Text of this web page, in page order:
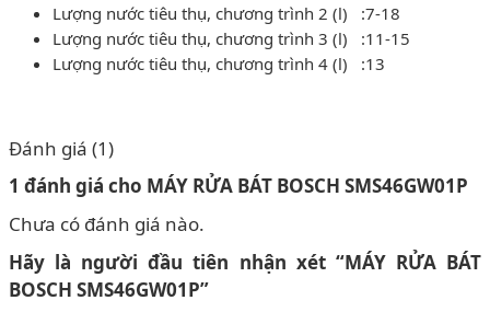
Lượng nước tiêu thụ, chương trình 2 (l) :7-18
Lượng nước tiêu thụ, chương trình 3 (l) :11-15
Lượng nước tiêu thụ, chương trình 4 (l) :13
Đánh giá (1)
1 đánh giá cho MÁY RỬA BÁT BOSCH SMS46GW01P
Chưa có đánh giá nào.
Hãy là người đầu tiên nhận xét “MÁY RỬA BÁT
BOSCH SMS46GW01P”